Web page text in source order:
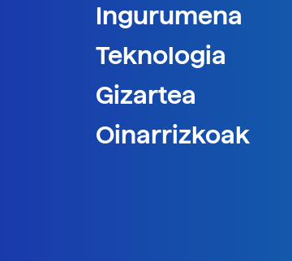
Ingurumena
Teknologia
Gizartea
Oinarrizkoak